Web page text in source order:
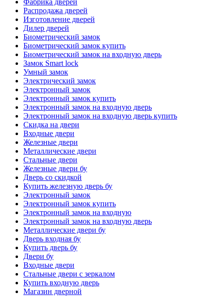
Фабрика дверей
Распродажа дверей
Изготовление дверей
Дилер дверей
Биометрический замок
Биометрический замок купить
Биометрический замок на входную дверь
Замок Smart lock
Умный замок
Электрический замок
Электронный замок
Электронный замок купить
Электронный замок на входную дверь
Электронный замок на входную дверь купить
Скидка на двери
Входные двери
Железные двери
Металлические двери
Стальные двери
Железные двери бу
Дверь со скидкой
Купить железную дверь бу
Электронный замок
Электронный замок купить
Электронный замок на входную
Электронный замок на входную дверь
Металлические двери бу
Дверь входная бу
Купить дверь бу
Двери бу
Входные двери
Стальные двери с зеркалом
Купить входную дверь
Магазин дверной